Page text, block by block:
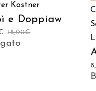
Kostner
e Doppiaw
18,00€